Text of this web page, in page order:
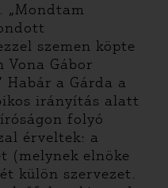
„Mondtam
szemen köpte
Vona Gábor
Habár a Gárda a
irányítás alatt
folyó
érveltek: a
(melynek elnöke
külön szervezet.